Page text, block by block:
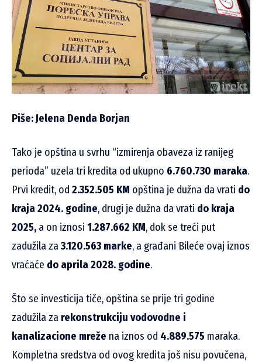
Piše: Jelena Denda Borjan
Tako je opština u svrhu “izmirenja obaveza iz ranijeg
perioda” uzela tri kredita od ukupno 6.760.730 maraka.
Prvi kredit, od 2.352.505 KM opština je dužna da vrati do
kraja 2024. godine, drugi je dužna da vrati do kraja
2025, a on iznosi 1.287.662 KM, dok se treći put
zadužila za3.120.563 marke, a građani Bileće ovaj iznos
vraćaće do aprila 2028. godine.
Što se investicija tiče, opština se prije tri godine
zadužila za rekonstrukciju vodovodne i
kanalizacione mreže na iznos od 4.889.575 maraka.
Kompletna sredstva od ovog kredita još nisu povučena,